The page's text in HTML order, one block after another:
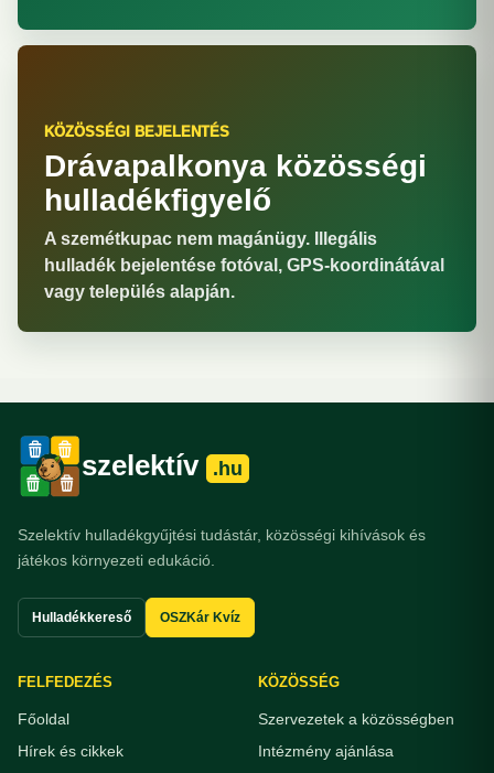
KÖZÖSSÉGI BEJELENTÉS
Drávapalkonya közösségi
hulladékfigyelő
A szemétkupac nem magánügy. Illegális
hulladék bejelentése fotóval, GPS-koordinátával
vagy település alapján.
szelektív .hu
Szelektív hulladékgyűjtési tudástár, közösségi kihívások és
játékos környezeti edukáció.
Hulladékkereső OSZKár Kvíz
FELFEDEZÉS
Főoldal
Hírek és cikkek
KÖZÖSSÉG
Szervezetek a közösségben
Intézmény ajánlása